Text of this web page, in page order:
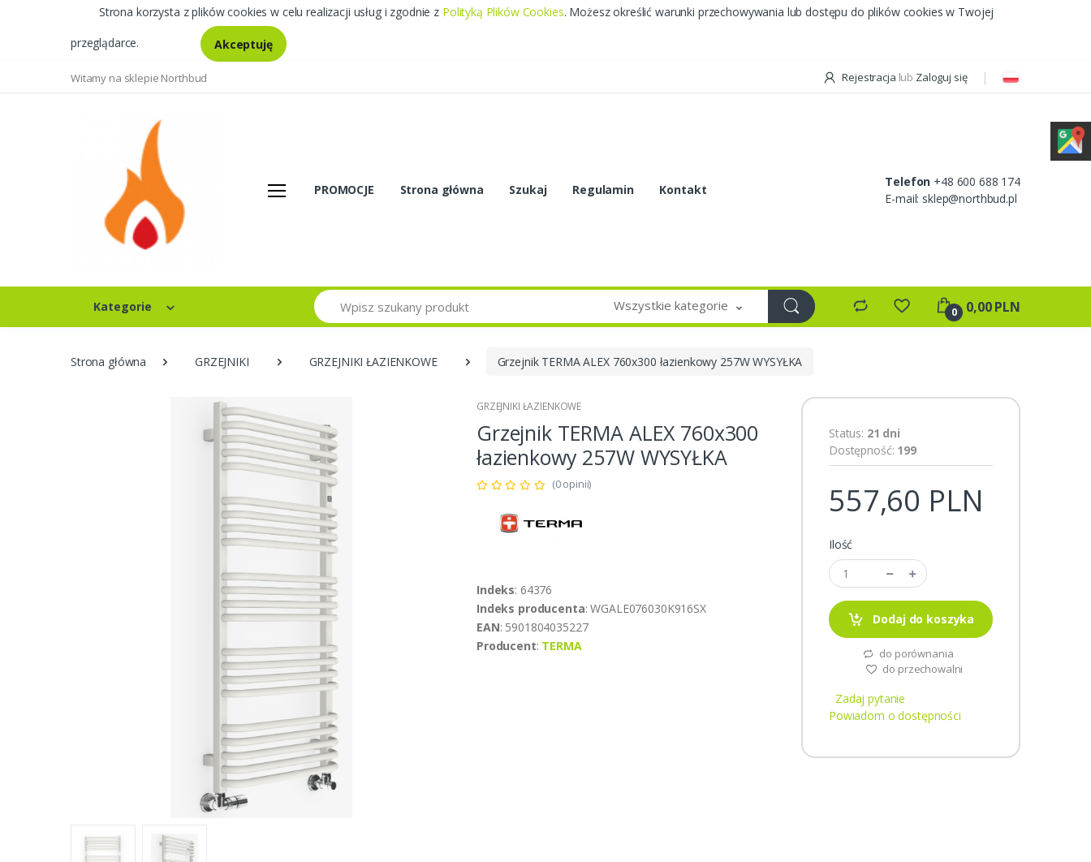
Strona korzysta z plików cookies w celu realizacji usług i zgodnie z Polityką Plików Cookies. Możesz określić warunki przechowywania lub dostępu do plików cookies w Twojej
przeglądarce. Akceptuję
Witamy na sklepie Northbud Rejestracja lub Zaloguj się
PROMOCJE Strona główna Szukaj Regulamin Kontakt
Telefon +48 600 688 174
E-mail: sklep@northbud.pl
Kategorie
Szukaj Wszystkie kategorie 0 0,00 PLN
Strona główna GRZEJNIKI GRZEJNIKI ŁAZIENKOWE Grzejnik TERMA ALEX 760x300 łazienkowy 257W WYSYŁKA
GRZEJNIKI ŁAZIENKOWE
Grzejnik TERMA ALEX 760x300
łazienkowy 257W WYSYŁKA
(0 opinii)
Indeks: 64376
Indeks producenta: WGALE076030K916SX
EAN: 5901804035227
Producent: TERMA
Status: 21 dni
Dostępność: 199
557,60 PLN
Ilość
Dodaj do koszyka
do porównania
do przechowalni
Zadaj pytanie
Powiadom o dostępności